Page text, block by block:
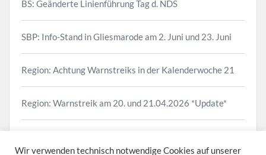
BS: Geänderte Linienführung Tag d. NDS
SBP: Info-Stand in Gliesmarode am 2. Juni und 23. Juni
Region: Achtung Warnstreiks in der Kalenderwoche 21
Region: Warnstreik am 20. und 21.04.2026 *Update*
verändert
Wir verwenden technisch notwendige Cookies auf unserer